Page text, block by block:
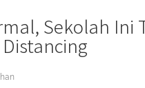
Sekolah Ini